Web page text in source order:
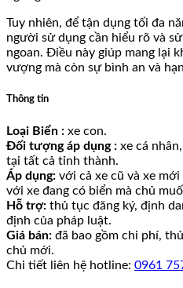
Tuy nhiên, để tận dụng tối đa
người sử dụng cần hiểu rõ và
ngoan. Điều này giúp mang lại
vượng mà còn sự bình an và
Thông tin
Loại Biển : xe con.
Đối tượng áp dụng : xe cá
tại tất cả tỉnh thành.
Áp dụng: với cả xe cũ và xe mới
với xe đang có biển mà chủ
Hỗ trợ: thủ tục đăng ký, định
định của pháp luật.
Giá bán: đã bao gồm chi phí,
chủ mới.
Chi tiết liên hệ hotline: 0961